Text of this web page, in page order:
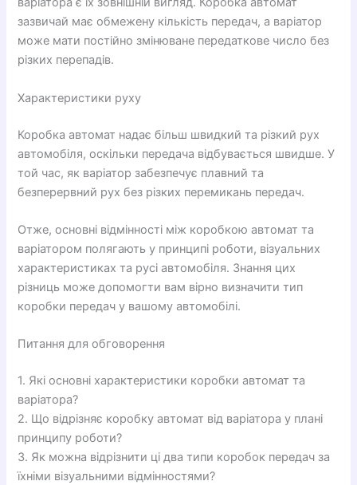
зазвичай має обмежену кількість передач, а варіатор
може мати постійно змінюване передаткове число без
різких перепадів.
Характеристики руху
Коробка автомат надає більш швидкий та різкий рух
автомобіля, оскільки передача відбувається швидше. У
той час, як варіатор забезпечує плавний та
безперервний рух без різких перемикань передач.
Отже, основні відмінності між коробкою автомат та
варіатором полягають у принципі роботи, візуальних
характеристиках та русі автомобіля. Знання цих
різниць може допомогти вам вірно визначити тип
коробки передач у вашому автомобілі.
Питання для обговорення
1. Які основні характеристики коробки автомат та
варіатора?
2. Що відрізняє коробку автомат від варіатора у плані
принципу роботи?
3. Як можна відрізнити ці два типи коробок передач за
їхніми візуальними відмінностями?